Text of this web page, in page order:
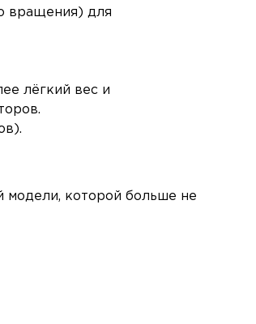
вращения) для
лёгкий вес и
модели, которой больше не